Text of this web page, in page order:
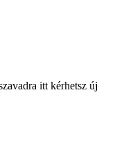
itt kérhetsz új